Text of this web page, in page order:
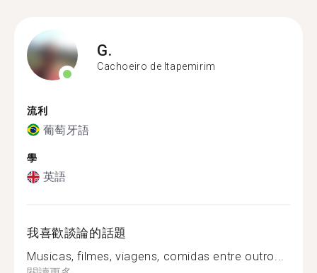
G.
Cachoeiro de Itapemirim
流利
葡萄牙語
學
英語
我喜歡談論的話題
Musicas, filmes, viagens, comidas entre outro...